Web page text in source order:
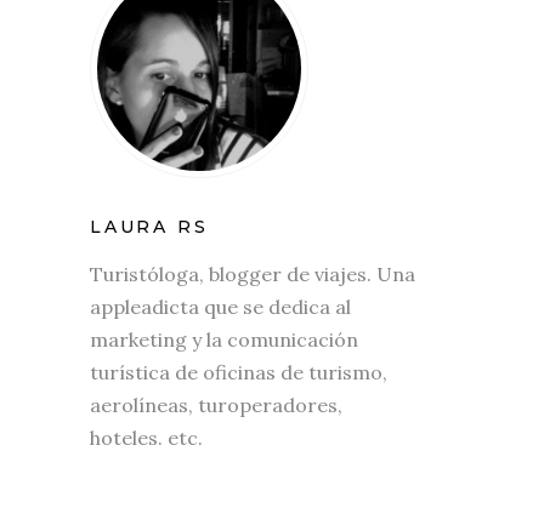
LAURA RS
Turistóloga, blogger de viajes. Una
appleadicta que se dedica al
marketing y la comunicación
turística de oficinas de turismo,
aerolíneas, turoperadores,
hoteles. etc.